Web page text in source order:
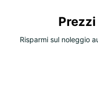
Risparmi sul noleggio